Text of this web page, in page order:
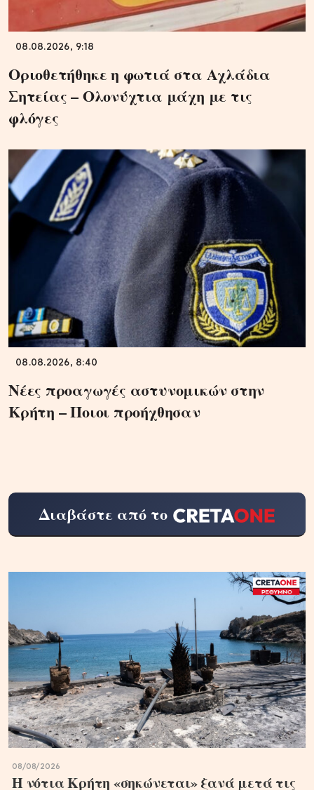
08.08.2026, 9:18
Οριοθετήθηκε η φωτιά στα Αχλάδια
Σητείας – Ολονύχτια μάχη με τις
φλόγες
08.08.2026, 8:40
Νέες προαγωγές αστυνομικών στην
Κρήτη – Ποιοι προήχθησαν
Διαβάστε από το
08/08/2026
Η νότια Κρήτη «σηκώνεται» ξανά μετά τις